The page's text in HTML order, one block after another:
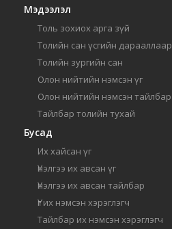
Мэдээлэл
Толь зохиох арга зүй
Толийн сан үсгийн дарааллаар
Толийн зургийн сан
Олон нийтийн нэмсэн үг
Олон нийтийн нэмсэн тайлбар
Тайлбар толийн тухай
Бусад
Их хайсан үг
Үнэлгээ их авсан үг
Үнэлгээ их авсан тайлбар
Үг их нэмсэн хэрэглэгч
Тайлбар их нэмсэн хэрэглэгч